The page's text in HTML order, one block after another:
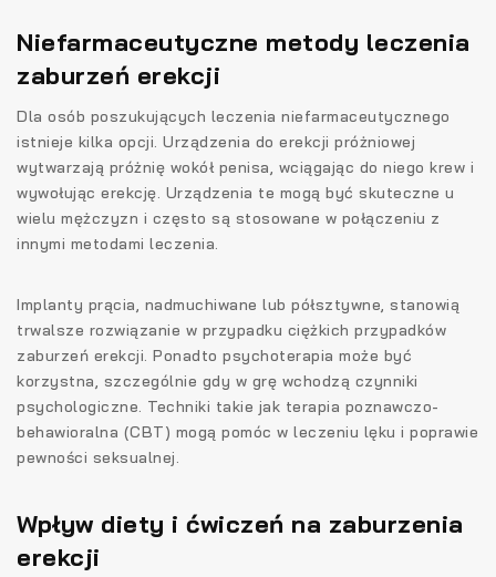
Niefarmaceutyczne metody leczenia
zaburzeń erekcji
Dla osób poszukujących leczenia niefarmaceutycznego
istnieje kilka opcji. Urządzenia do erekcji próżniowej
wytwarzają próżnię wokół penisa, wciągając do niego krew i
wywołując erekcję. Urządzenia te mogą być skuteczne u
wielu mężczyzn i często są stosowane w połączeniu z
innymi metodami leczenia.
Implanty prącia, nadmuchiwane lub półsztywne, stanowią
trwalsze rozwiązanie w przypadku ciężkich przypadków
zaburzeń erekcji. Ponadto psychoterapia może być
korzystna, szczególnie gdy w grę wchodzą czynniki
psychologiczne. Techniki takie jak terapia poznawczo-
behawioralna (CBT) mogą pomóc w leczeniu lęku i poprawie
pewności seksualnej.
Wpływ diety i ćwiczeń na zaburzenia
erekcji